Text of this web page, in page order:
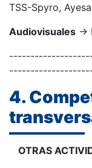
TSS-Spyro, Ayesa
Audiovisuales →
4.
OTRAS